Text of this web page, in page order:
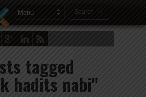
tagged
hadits nabi"